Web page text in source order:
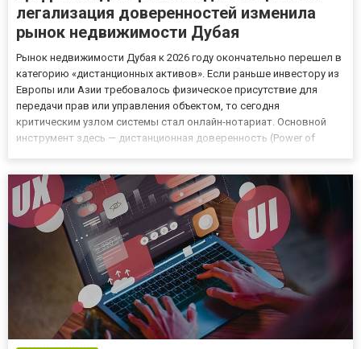
легализация доверенностей изменила
рынок недвижимости Дубая
Рынок недвижимости Дубая к 2026 году окончательно перешел в
категорию «дистанционных активов». Если раньше инвестору из
Европы или Азии требовалось физическое присутствие для
передачи прав или управления объектом, то сегодня
критическим узлом системы стал онлайн-нотариат. Основной
инструмент здесь — дистанционная доверенность (Power of
(DLD...